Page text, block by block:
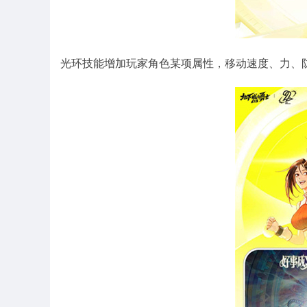
光环技能增加玩家角色某项属性，移动速度、力、